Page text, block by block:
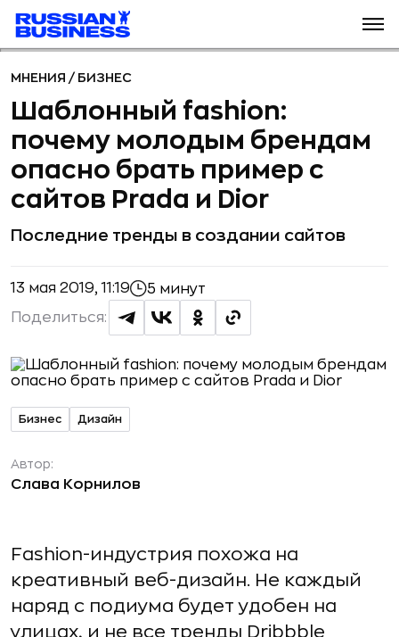
МНЕНИЯ / БИЗНЕС
Шаблонный fashion:
почему молодым брендам
опасно брать пример с
cайтов Prada и Dior
Последние тренды в создании сайтов
13 мая 2019, 11:19 5 минут
Поделиться:
Бизнес Дизайн
Автор:
Слава Корнилов
Fashion-индустрия похожа на
креативный веб-дизайн. Не каждый
наряд с подиума будет удобен на
улицах, и не все тренды Dribbble